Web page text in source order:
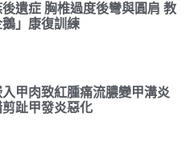
遺症 胸椎過度後彎與圓肩 教
」康復訓練
甲肉致紅腫痛流膿變甲溝炎
趾甲發炎惡化